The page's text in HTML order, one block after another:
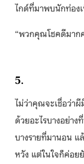
ไกด์ที่มาพบนักท่อง
“พวกคุณโชคดีมาก
5.
ไม่ว่าคุณจะเชื่อว่า
ด้วยอะไรบางอย่า
บางรายที่มานอน แ
หวัง แต่ในใจก็ค่อย